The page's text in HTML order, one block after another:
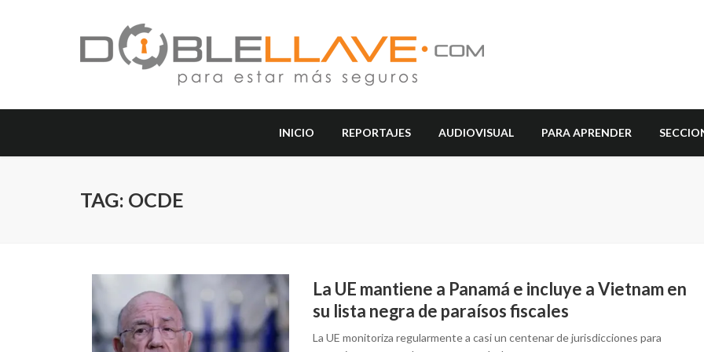
INICIO REPORTAJES AUDIOVISUAL PARA APRENDER
TAG: OCDE
La UE mantiene a Panamá e incluye a Vietnam en
su lista negra de paraísos fiscales
La UE monitoriza regularmente a casi un centenar de jurisdicciones para